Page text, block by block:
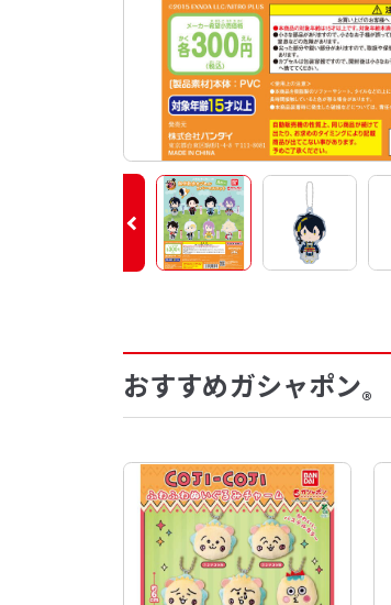
おすすめガシャポン®